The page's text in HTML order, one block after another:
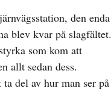
den enda
blev kvar på slagfältet.
som kom att
allt sedan dess.
del av hur man ser på